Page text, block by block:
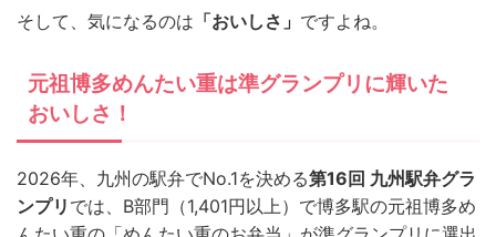
そして、気になるのは 「おいしさ」 ですよね。
元祖博多めんたい重は準グランプリに輝いた
おいしさ！
2026年、九州の駅弁でNo.1を決める第16回 九州駅弁グラ
ンプリ では、B部門（1,401円以上）で博多駅の元祖博多め